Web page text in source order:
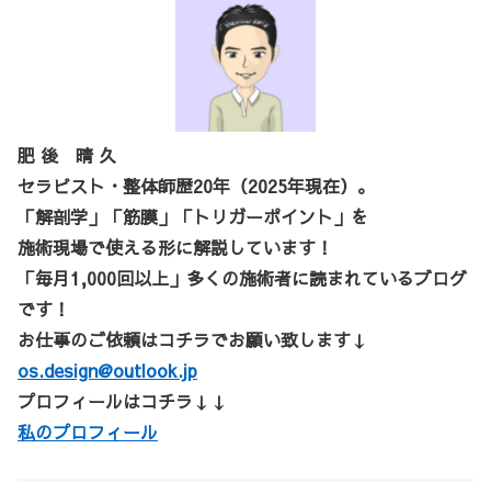
肥 後 晴 久
セラピスト・整体師歴20年（2025年現在）。
「解剖学」「筋膜」「トリガーポイント」を
施術現場で使える形に解説しています！
「毎月1,000回以上」多くの施術者に読まれているブログ
です！
お仕事のご依頼はコチラでお願い致します↓
os.design@outlook.jp
プロフィールはコチラ↓↓
私のプロフィール